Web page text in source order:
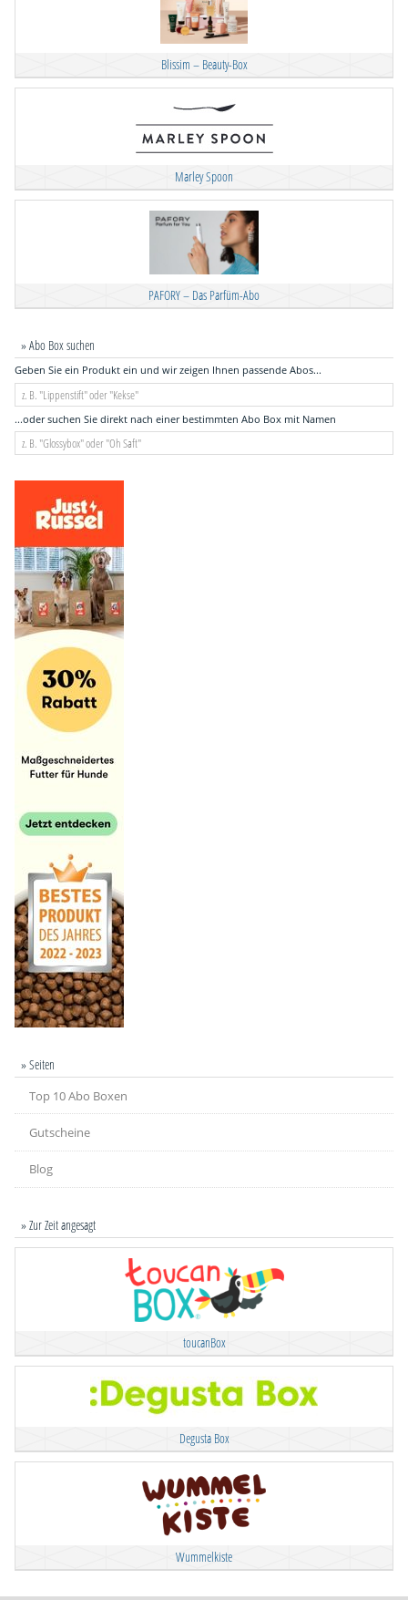
Blissim – Beauty-Box
Marley Spoon
PAFORY – Das Parfüm-Abo
» Abo Box suchen
Geben Sie ein Produkt ein und wir zeigen Ihnen passende Abos...
...oder suchen Sie direkt nach einer bestimmten Abo Box mit Namen
» Seiten
Top 10 Abo Boxen
Gutscheine
Blog
» Zur Zeit angesagt
toucanBox
Degusta Box
Wummelkiste